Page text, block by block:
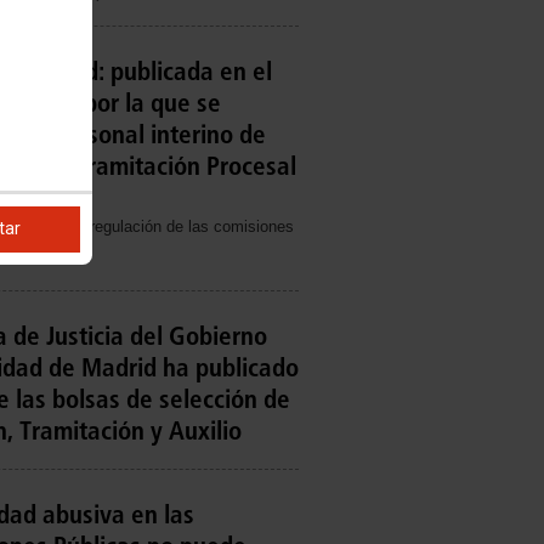
Madrid: publicada en el
por la que se
de personal interino de
Tramitación Procesal
la nueva regulación de las comisiones
de Justicia del Gobierno
de Madrid ha publicado
bolsas de selección de
Tramitación y Auxilio
abusiva en las